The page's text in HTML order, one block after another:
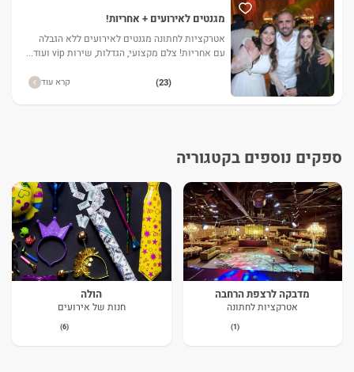
מגנטים לאירועים + אחריות!
אטרקציות לחתונה מגנטים לאירועים ללא הגבלה
עם אחריות! צלם מקצועי, הגדלות, שירות vip ועוד...
(23) קרא עוד
ספקים נוספים בקטגוריה
מדבקה לרצפת הרחבה
אטרקציות לחתונה
(1)
הולה
חנות של אירועים
(6)